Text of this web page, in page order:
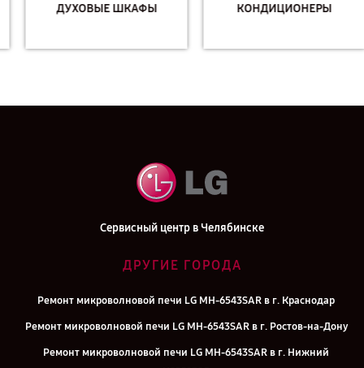
ДУХОВЫЕ ШКАФЫ КОНДИЦИОНЕРЫ
Сервисный центр в Челябинске
ДРУГИЕ ГОРОДА
Ремонт микроволновой печи LG MH-6543SAR в г. Краснодар
Ремонт микроволновой печи LG MH-6543SAR в г. Ростов-на-Дону
Ремонт микроволновой печи LG MH-6543SAR в г. Нижний